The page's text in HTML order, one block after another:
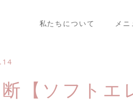
私たちについて メニ
【ソフトエ